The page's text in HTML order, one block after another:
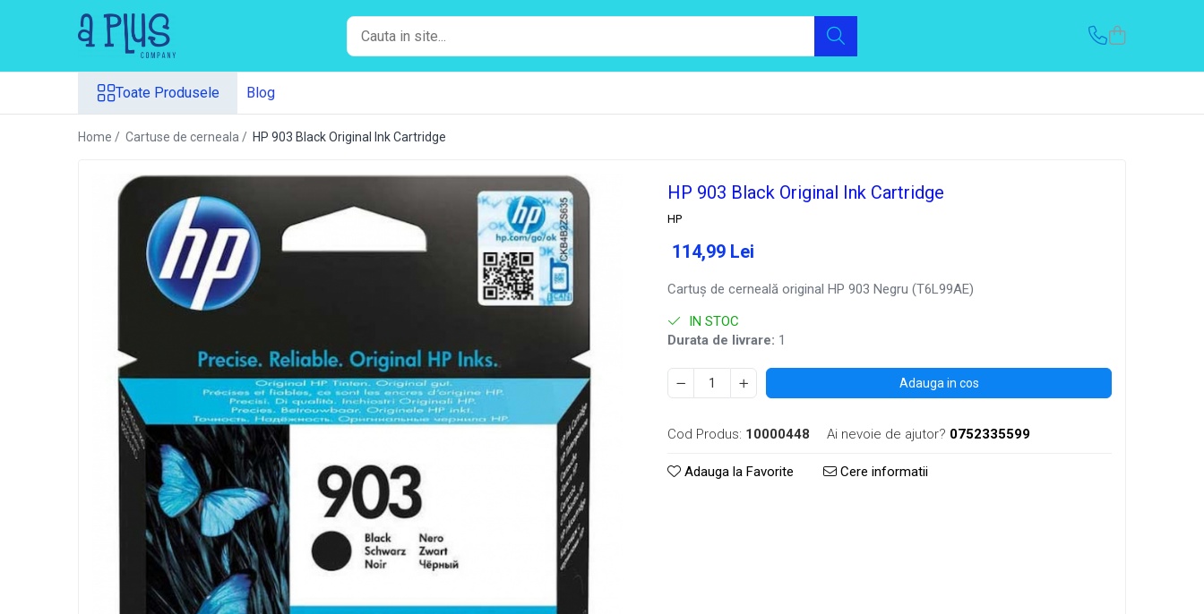
Benzi pentru etichete
Cartuse toner
Unitate cilindru (Drum unit)
Toate Produsele Blog
Home / Cartuse de cerneala / HP 903 Black Original Ink Cartridge
HP 903 Black Original Ink Cartridge
HP
114,99 Lei
Cartuş de cerneală original HP 903 Negru (T6L99AE)
IN STOC
Durata de livrare: 1
Adauga in cos
Cod Produs: 10000448 Ai nevoie de ajutor? 0752335599
Adauga la Favorite Cere informatii